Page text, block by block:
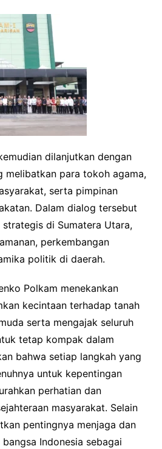
dilanjutkan dengan
melibatkan para tokoh agama,
serta pimpinan
Dalam dialog tersebut
di Sumatera Utara,
perkembangan
politik di daerah.
Polkam menekankan
kecintaan terhadap tanah
serta mengajak seluruh
tetap kompak dalam
bahwa setiap langkah yang
untuk kepentingan
perhatian dan
masyarakat. Selain
pentingnya menjaga dan
Indonesia sebagai